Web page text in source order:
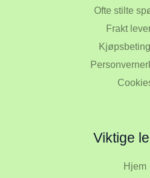
Ofte stilte
Frakt
Viktige
Hjem